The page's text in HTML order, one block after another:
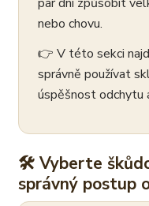
nebo chovu.
👉 V této sekci
správně používat
úspěšnost odchytu
🛠 Vyberte
správný postup